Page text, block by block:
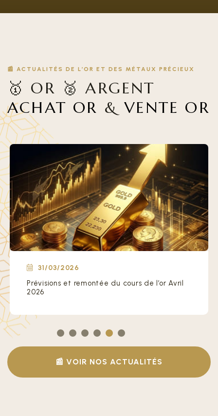
📰 ACTUALITÉS DE L’OR ET DES MÉTAUX PRÉCIEUX
🥇 OR 🥈 ARGENT
ACHAT OR &VENTE OR
31/03/2026
Le paradoxe de l’or Mois historique mars
2026
📰 VOIR NOS ACTUALITÉS